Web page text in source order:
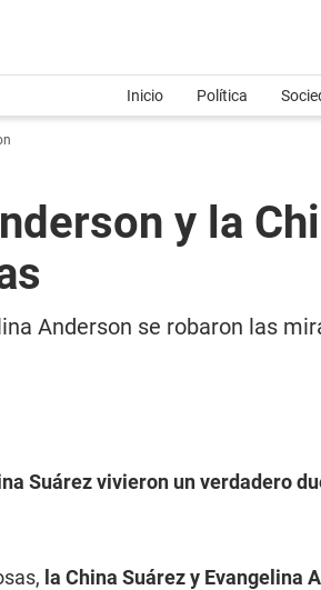
Inicio Política
y la
Anderson se robaron las
Suárez vivieron un verdadero
la China Suárez y Evangelina